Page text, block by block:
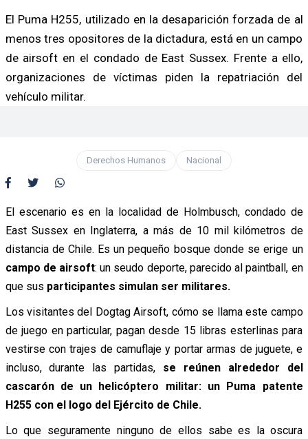
El Puma H255, utilizado en la desaparición forzada de al
menos tres opositores de la dictadura, está en un campo
de airsoft en el condado de East Sussex. Frente a ello,
organizaciones de víctimas piden la repatriación del
vehículo militar.
Derechos Humanos Nacional
El escenario es en la localidad de Holmbusch, condado de
East Sussex en Inglaterra, a más de 10 mil kilómetros de
distancia de Chile. Es un pequeño bosque donde se erige un
campo de airsoft: un seudo deporte, parecido al paintball, en
que sus participantes simulan ser militares.
Los visitantes del Dogtag Airsoft, cómo se llama este campo
de juego en particular, pagan desde 15 libras esterlinas para
vestirse con trajes de camuflaje y portar armas de juguete, e
incluso, durante las partidas, se reúnen alrededor del
cascarón de un helicóptero militar: un Puma patente
H255 con el logo del Ejército de Chile.
Lo que seguramente ninguno de ellos sabe es la oscura